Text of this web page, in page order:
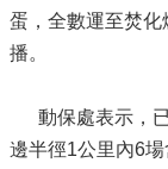
蛋，全數運至焚
播。
動保處表示，已
邊半徑1公里內6